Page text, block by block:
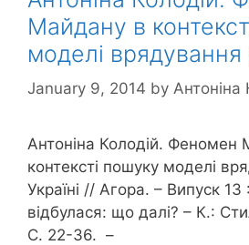
Майдану в
моделі врядування
January 9, 2014 by Антоніна
Антоніна Колодій. Феномен
контексті пошуку моделі
Україні // Агора. – Випуск
відбулася: що далі? – К.:
С. 22-36. –